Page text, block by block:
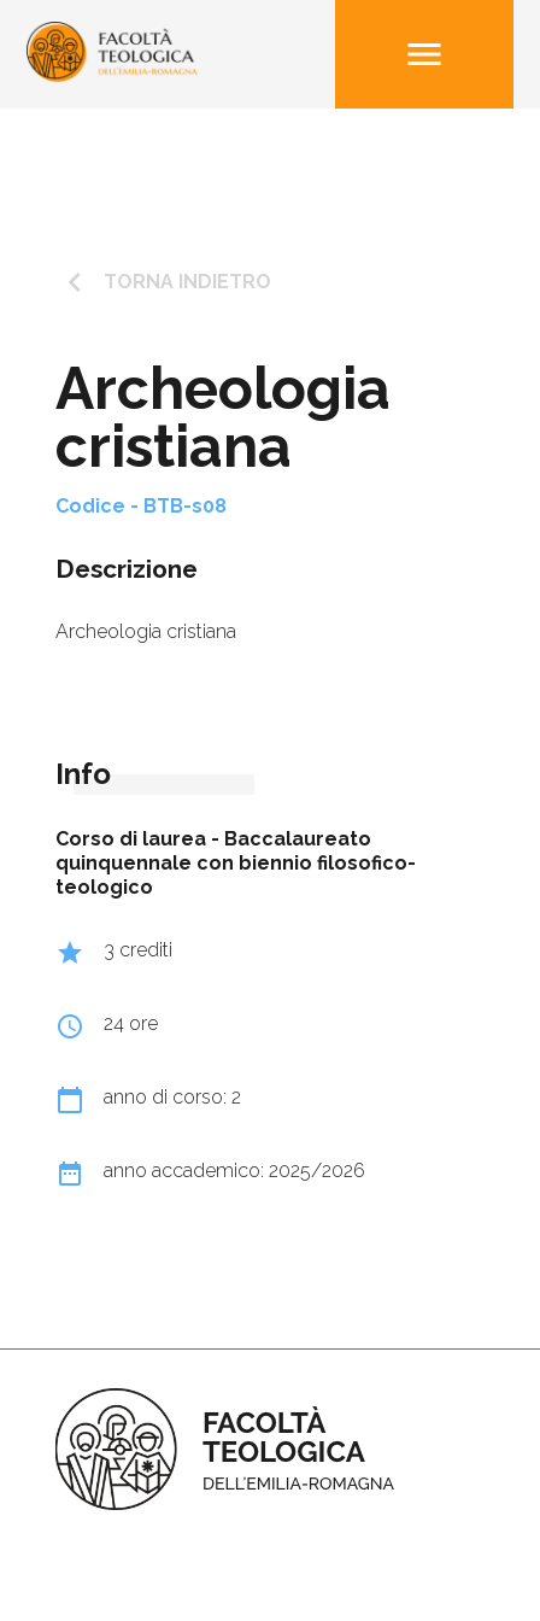
menu
keyboard_arrow_left TORNA INDIETRO
Archeologia
cristiana
Codice - BTB-s08
Descrizione
Archeologia cristiana
Info
Corso di laurea - Baccalaureato
quinquennale con biennio filosofico-
teologico
grade 3 crediti
query_builder 24 ore
calendar_today anno di corso: 2
date_range anno accademico: 2025/2026